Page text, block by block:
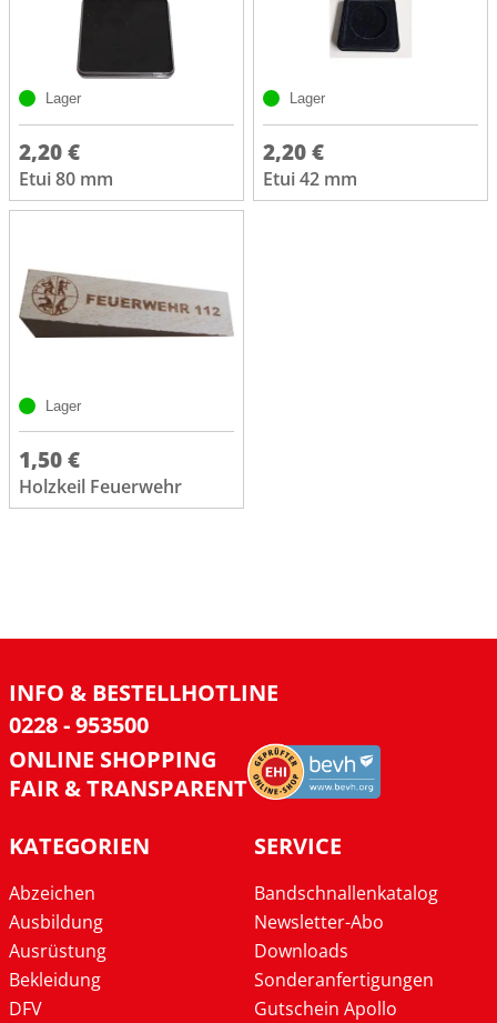
Lager
2,20 €
Etui 80 mm
Lager
2,20 €
Etui 42 mm
Lager
1,50 €
Holzkeil Feuerwehr
INFO & BESTELLHOTLINE
0228 - 953500
ONLINE SHOPPING
FAIR & TRANSPARENT
KATEGORIEN
Abzeichen
Ausbildung
Ausrüstung
Bekleidung
DFV
SERVICE
Bandschnallenkatalog
Newsletter-Abo
Downloads
Sonderanfertigungen
Gutschein Apollo